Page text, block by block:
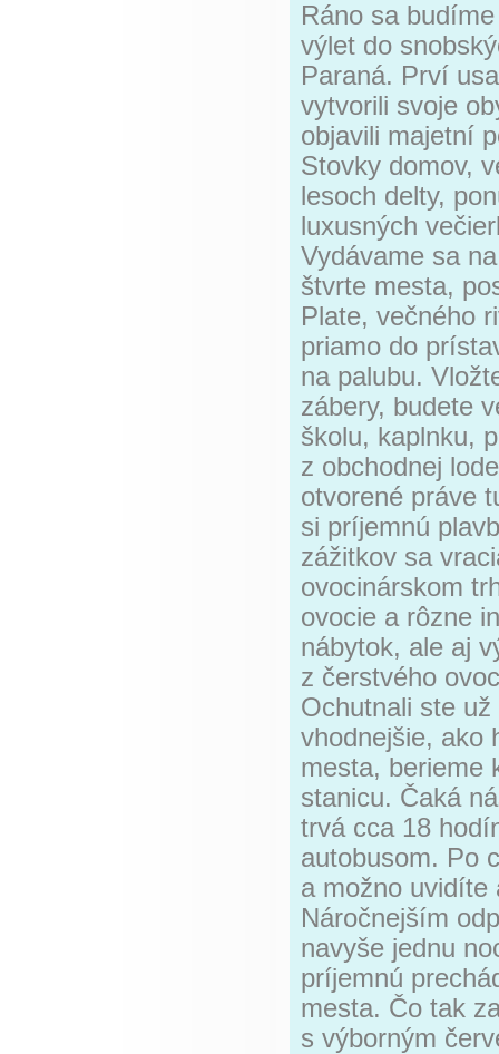
Ráno sa
výlet do
Paraná. Prví
vytvorili svoje
objavili majetní
Stovky domov,
lesoch delty,
luxusných
Vydávame sa
štvrte mesta,
Plate, večného
priamo do
na palubu.
zábery, budete
školu, kaplnku,
z obchodnej
otvorené práve
si príjemnú
zážitkov sa
ovocinárskom
ovocie a rôzne
nábytok, ale aj
z čerstvého
Ochutnali ste
vhodnejšie, ako
mesta, berieme
stanicu. Čaká
trvá cca 18
autobusom. Po
a možno uvidíte
Náročnejším
navyše jednu
príjemnú
mesta. Čo tak
s výborným